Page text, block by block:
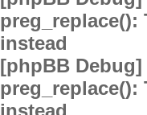
instead
[phpBB Debug]
instead